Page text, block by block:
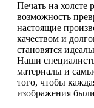
Печать на холсте
возможность
настоящие
качеством и
становятся
Наши
материалы и
того, чтобы
изображения